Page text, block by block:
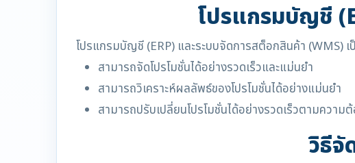
โปรแกรมบัญชี
โปรแกรมบัญชี (ERP) และระบบจัดการสต็อกสินค้า (WMS)
สามารถจัดโปรโมชั่นได้อย่างรวดเร็วและแม่นยำ
สามารถวิเคราะห์ผลลัพธ์ของโปรโมชั่นได้อย่างแม่นยำ
สามารถปรับเปลี่ยนโปรโมชั่นได้อย่างรวดเร็วตามความ
วิธีจั